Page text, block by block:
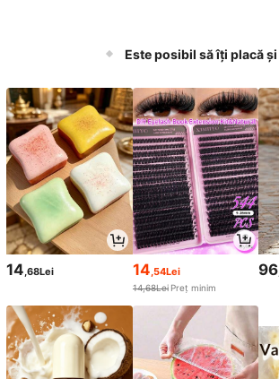
Este posibil să îți placă și
14 ,68Lei 14 ,54Lei
14,68Lei Preț minim
96